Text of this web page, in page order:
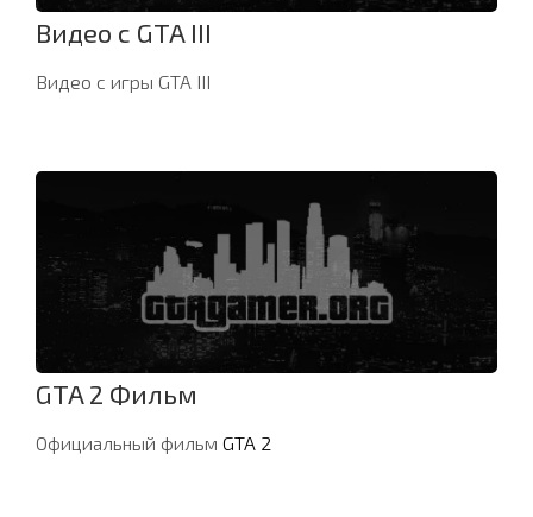
Видео с GTA III
Видео с игры GTA III
GTA 2 Фильм
Официальный фильм GTA 2